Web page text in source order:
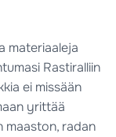
materiaaleja
Rastiralliin
ei missään
yrittää
maaston, radan